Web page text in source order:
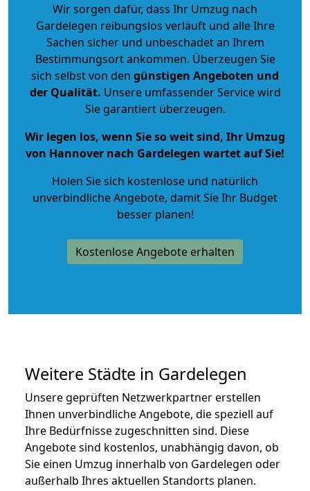
Wir sorgen dafür, dass Ihr Umzug nach
Gardelegen reibungslos verläuft und alle Ihre
Sachen sicher und unbeschadet an Ihrem
Bestimmungsort ankommen. Überzeugen Sie
sich selbst von den günstigen Angeboten und
der Qualität. Unsere umfassender Service wird
Sie garantiert überzeugen.
Wir legen los, wenn Sie so weit sind, Ihr Umzug
von Hannover nach Gardelegen wartet auf Sie!
Holen Sie sich kostenlose und natürlich
unverbindliche Angebote, damit Sie Ihr Budget
besser planen!
Kostenlose Angebote erhalten
Weitere Städte in Gardelegen
Unsere geprüften Netzwerkpartner erstellen
Ihnen unverbindliche Angebote, die speziell auf
Ihre Bedürfnisse zugeschnitten sind. Diese
Angebote sind kostenlos, unabhängig davon, ob
Sie einen Umzug innerhalb von Gardelegen oder
außerhalb Ihres aktuellen Standorts planen.